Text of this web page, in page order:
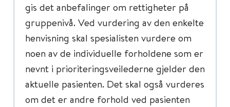
gis det anbefalinger om rettigheter på
gruppenivå. Ved vurdering av den enkelte
henvisning skal spesialisten vurdere om
noen av de individuelle forholdene som er
nevnt i prioriteringsveilederne gjelder den
aktuelle pasienten. Det skal også vurderes
om det er andre forhold ved pasienten